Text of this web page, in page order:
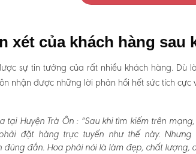
xét của khách hàng sau
sự tin tưởng của rất nhiều khách hàng. Dù
nhận được những lời phản hồi hết sức tích cực
tại Huyện Trà Ôn :“Sau khi tìm kiếm trên
đặt hàng trực tuyến như thế này.
đúng đắn. Hoa phải nói là làm đẹp, chất lượng,